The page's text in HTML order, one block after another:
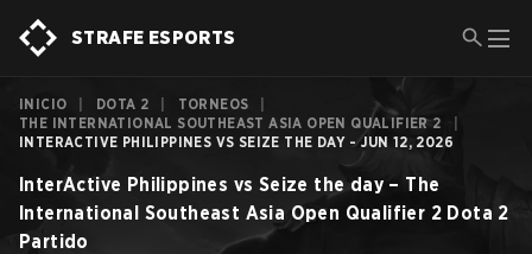
STRAFE ESPORTS
INICIO DOTA 2 TORNEOS
THE INTERNATIONAL SOUTHEAST ASIA OPEN QUALIFIER 2
INTERACTIVE PHILIPPINES VS SEIZE THE DAY - JUN 12, 2026
InterActive Philippines vs Seize the day – The
International Southeast Asia Open Qualifier 2 Dota 2
Partido